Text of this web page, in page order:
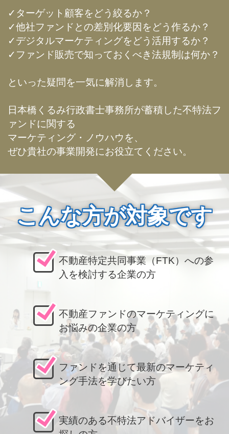
✓ターゲット顧客をどう絞るか？
✓他社ファンドとの差別化要因をどう作るか？
✓デジタルマーケティングをどう活用するか？
✓ファンド販売で知っておくべき法規制は何か？
といった疑問を一気に解消します。
日本橋くるみ行政書士事務所が蓄積した不特法フ
ァンドに関する
マーケティング・ノウハウを、
ぜひ貴社の事業開発にお役立てください。
こんな方が対象です
不動産特定共同事業（FTK）への参
入を検討する企業の方
不動産ファンドのマーケティングに
お悩みの企業の方
ファンドを通じて最新のマーケティ
ング手法を学びたい方
実績のある不特法アドバイザーをお